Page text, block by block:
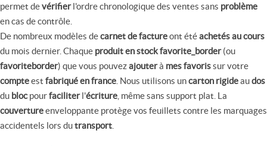
permet devérifierl'ordre chronologique des ventes sans problème
en cas de contrôle.
De nombreux modèles decarnet de factureont étéachetés au cours
du mois dernier. Chaque produit en stock favorite_border(ou
favoriteborder) que vous pouvezajouterà mes favorissur votre
compteest fabriqué en france . Nous utilisons uncarton rigideaudos
du blocpourfaciliterl'écriture , même sans support plat. La
couvertureenveloppante protège vos feuillets contre les marquages
accidentels lors dutransport